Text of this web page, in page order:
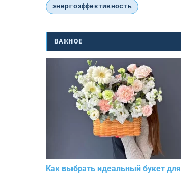
энергоэффективность
ВАЖНОЕ
Как выбрать идеальный букет для